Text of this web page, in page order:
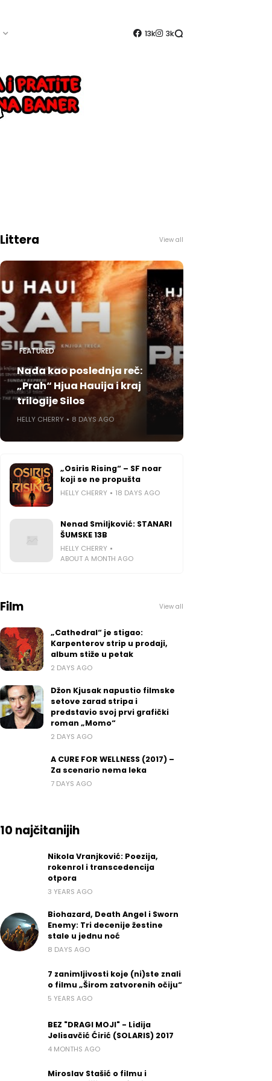
13k 3k
Littera View all
FEATURED
Nada kao poslednja reč:
„Prah“ Hjua Hauija i kraj
trilogije Silos
HELLY CHERRY 8 DAYS AGO
„Osiris Rising“ – SF noar
koji se ne propušta
HELLY CHERRY 18 DAYS AGO
Nenad Smiljković: STANARI
ŠUMSKE 13B
HELLY CHERRY
ABOUT A MONTH AGO
Film View all
„Cathedral“ je stigao:
Karpenterov strip u prodaji,
album stiže u petak
2 DAYS AGO
Džon Kjusak napustio filmske
setove zarad stripa i
predstavio svoj prvi grafički
roman „Momo“
2 DAYS AGO
A CURE FOR WELLNESS (2017) –
Za scenario nema leka
7 DAYS AGO
10 najčitanijih
Nikola Vranjković: Poezija,
rokenrol i transcedencija
otpora
3 YEARS AGO
Biohazard, Death Angel i Sworn
Enemy: Tri decenije žestine
stale u jednu noć
8 DAYS AGO
7 zanimljivosti koje (ni)ste znali
o filmu „Širom zatvorenih očiju“
5 YEARS AGO
BEZ "DRAGI MOJI" - Lidija
Jelisavčić Ćirić (SOLARIS) 2017
4 MONTHS AGO
Miroslav Stašić o filmu i